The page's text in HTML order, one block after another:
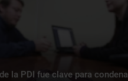
la PDI fue clave para condena